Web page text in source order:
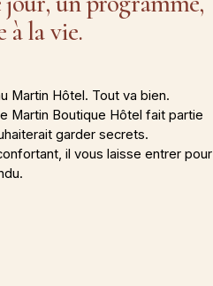
à la vie.
Martin Hôtel. Tout va bien.
Martin Boutique Hôtel fait partie
garder secrets.
il vous laisse entrer pour